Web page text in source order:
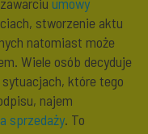
stworzenie aktu
natomiast może
Wiele osób decyduje
które tego
najem
sprzedaży. To